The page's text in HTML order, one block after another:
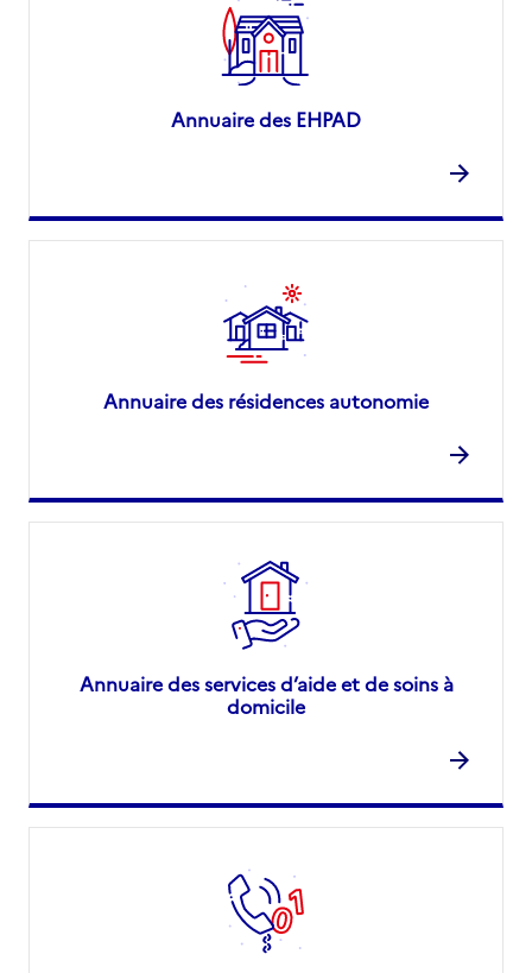
Annuaire des EHPAD
Annuaire des résidences autonomie
Annuaire des services d’aide et de soins à
domicile